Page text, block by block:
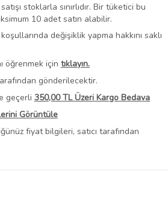
stoklarla sınırlıdır. Bir tüketici bu
10 adet satın alabilir.
değişiklik yapma hakkını saklı
öğrenmek için tıklayın.
gönderilecektir.
geçerli 350,00 TL Üzeri Kargo Bedava
Görüntüle
fiyat bilgileri, satıcı tarafından